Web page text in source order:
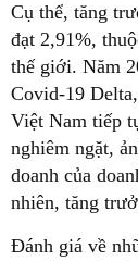
Cụ thể, tăng
đạt 2,91%,
thế giới. Năm
Covid-19
Việt Nam tiếp
nghiêm ngặt,
doanh của
nhiên, tăng
Đánh giá về